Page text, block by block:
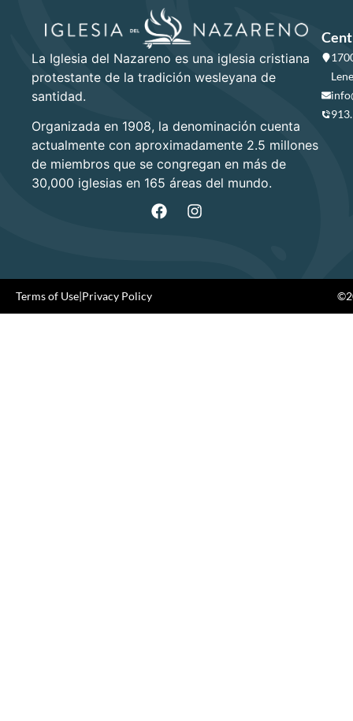
La Iglesia del Nazareno es una iglesia cristiana
protestante de la tradición wesleyana de
santidad.
Organizada en 1908, la denominación cuenta
actualmente con aproximadamente 2.5 millones
de miembros que se congregan en más de
30,000 iglesias en 165 áreas del mundo.
Terms of Use|Privacy Policy